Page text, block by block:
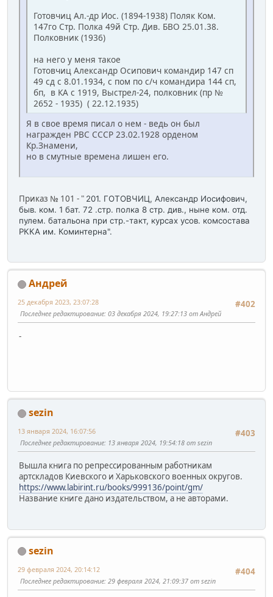
Готовчиц Ал.-др Иос. (1894-1938) Поляк Ком.
147го Стр. Полка 49й Стр. Див. БВО 25.01.38.
Полковник (1936)
на него у меня такое
Готовчиц Александр Осипович командир 147 сп
49 сд с 8.01.1934, с пом по с/ч командира 144 сп,
бп, в КА с 1919, Выстрел-24, полковник (пр №
2652 - 1935) ( 22.12.1935)
Я в свое время писал о нем - ведь он был
награжден РВС СССР 23.02.1928 орденом
Кр.Знамени,
но в смутные времена лишен его.
Приказ № 101 - " 201. ГОТОВЧИЦ, Александр Иосифович,
быв. ком. 1 бат. 72 .стр. полка 8 стр. див., ныне ком. отд.
пулем. батальона при стр.-такт, курсах усов. комсостава
РККА им. Коминтерна".
Андрей
#402
25 декабря 2023, 23:07:28
Последнее редактирование: 03 декабря 2024, 19:27:13 от Андрей
-
sezin
#403
13 января 2024, 16:07:56
Последнее редактирование: 13 января 2024, 19:54:18 от sezin
Вышла книга по репрессированным работникам
артскладов Киевского и Харьковского военных округов.
https://www.labirint.ru/books/999136/point/gm/
Название книге дано издательством, а не авторами.
sezin
#404
29 февраля 2024, 20:14:12
Последнее редактирование: 29 февраля 2024, 21:09:37 от sezin